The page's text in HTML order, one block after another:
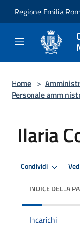
Regione Emilia
Home >
Personale
Ilaria
Condividi
INDICE DELLA
Incarichi